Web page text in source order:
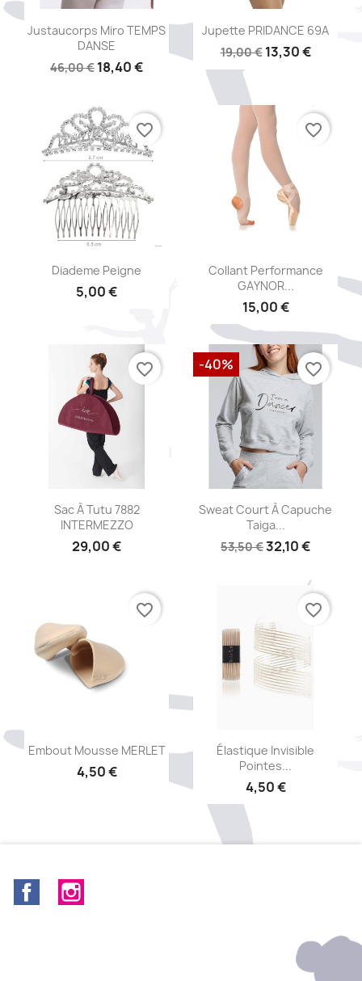
Aperçu rapide
Justaucorps Miro TEMPS
DANSE
46,00 € 18,40 €
Aperçu rapide
Jupette PRIDANCE 69A
19,00 € 13,30 €
Aperçu rapide
Diademe Peigne
5,00 €
favorite_border
Aperçu rapide
Collant Performance
GAYNOR...
15,00 €
favorite_border
Aperçu rapide
Sac À Tutu 7882
INTERMEZZO
29,00 €
favorite_border
Aperçu rapide
Sweat Court À Capuche
Taiga...
53,50 €32,10 €
-40% favorite_border
Aperçu rapide
Embout Mousse MERLET
4,50 €
favorite_border
Aperçu rapide
Élastique Invisible
Pointes...
4,50 €
favorite_border
Facebook